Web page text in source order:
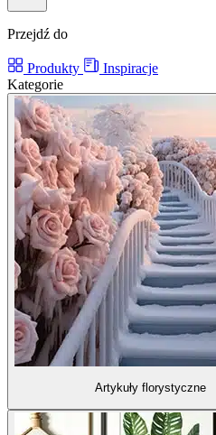
Przejdź do
Produkty
Inspiracje
Kategorie
Artykuły florystyczne